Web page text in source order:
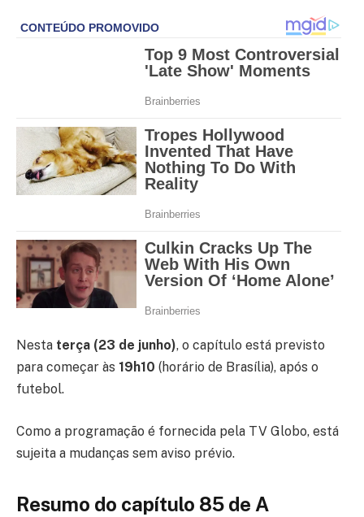
Nesta terça (23 de junho), o capítulo está previsto
para começar às 19h10 (horário de Brasília), após o
futebol.
Como a programação é fornecida pela TV Globo, está
sujeita a mudanças sem aviso prévio.
Resumo do capítulo 85 de A